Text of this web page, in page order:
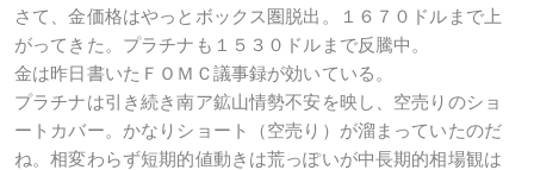
さて、金価格はやっとボックス圏脱出。１６７０ドルまで上
がってきた。プラチナも１５３０ドルまで反騰中。
金は昨日書いたＦＯＭＣ議事録が効いている。
プラチナは引き続き南ア鉱山情勢不安を映し、空売りのショ
ートカバー。かなりショート（空売り）が溜まっていたのだ
ね。相変わらず短期的値動きは荒っぽいが中長期的相場観は